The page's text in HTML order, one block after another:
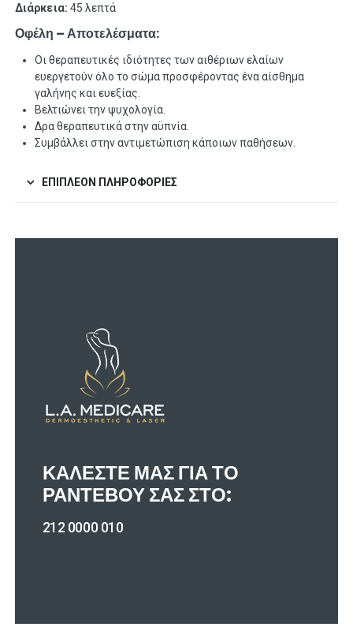
Διάρκεια: 45 λεπτά
Οφέλη – Αποτελέσματα:
Οι θεραπευτικές ιδιότητες των αιθέριων ελαίων
ευεργετούν όλο το σώμα προσφέροντας ένα αίσθημα
γαλήνης και ευεξίας.
Βελτιώνει την ψυχολογία.
Δρα θεραπευτικά στην αϋπνία.
Συμβάλλει στην αντιμετώπιση κάποιων παθήσεων.
ΕΠΙΠΛΈΟΝ ΠΛΗΡΟΦΟΡΊΕΣ
ΚΑΛΈΣΤΕ ΜΑΣ ΓΙΑ ΤΟ
ΡΑΝΤΕΒΟΎ ΣΑΣ ΣΤΟ:
212 0000 010